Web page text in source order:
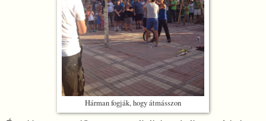
Hárman fogják, hogy átmásszon